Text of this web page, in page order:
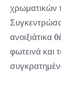
χρωματικών
ανοιξιάτικα
φωτεινά και